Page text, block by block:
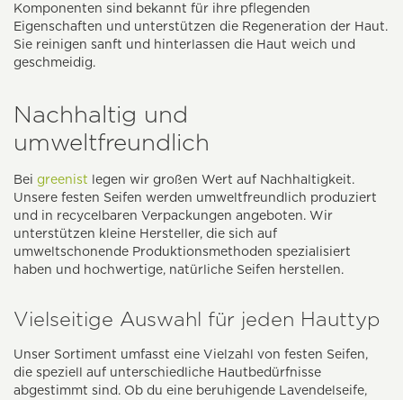
Komponenten sind bekannt für ihre pflegenden
Eigenschaften und unterstützen die Regeneration der Haut.
Sie reinigen sanft und hinterlassen die Haut weich und
geschmeidig.
Nachhaltig und
umweltfreundlich
Bei greenist legen wir großen Wert auf Nachhaltigkeit.
Unsere festen Seifen werden umweltfreundlich produziert
und in recycelbaren Verpackungen angeboten. Wir
unterstützen kleine Hersteller, die sich auf
umweltschonende Produktionsmethoden spezialisiert
haben und hochwertige, natürliche Seifen herstellen.
Vielseitige Auswahl für jeden Hauttyp
Unser Sortiment umfasst eine Vielzahl von festen Seifen,
die speziell auf unterschiedliche Hautbedürfnisse
abgestimmt sind. Ob du eine beruhigende Lavendelseife,